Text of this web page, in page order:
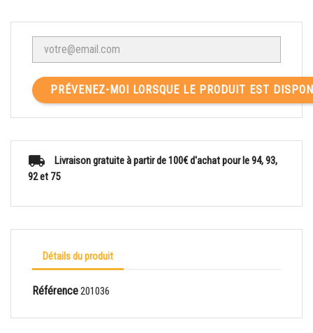
PRÉVENEZ-MOI LORSQUE LE PRODUIT EST
Livraison gratuite à partir de 100€ d'achat pour le 94, 93,
92 et 75
Détails du produit
Référence201036